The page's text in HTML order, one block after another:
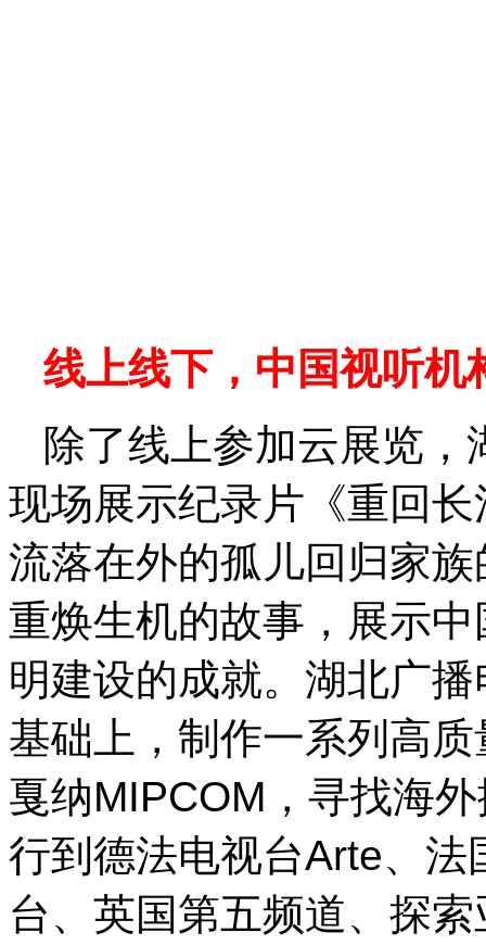
线上线下，中国视听机
除了线上参加云展览
现场展示纪录片《重回
流落在外的孤儿回归家
重焕生机的故事，展示
明建设的成就。湖北广
基础上，制作一系列高
戛纳MIPCOM，寻找海
行到德法电视台Arte、
台、英国第五频道、探